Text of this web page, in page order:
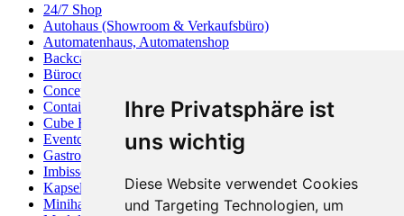
Ihre Privatsphäre ist
uns wichtig
Diese Website verwendet Cookies
und Targeting Technologien, um
24/7 Shop
Autohaus (Showroom & Verkaufsbüro)
Automatenhaus, Automatenshop
Backcafé
Bürocontainer
Concept Store
Containerhaus
Cube Haus
Eventcontainer
Gastronomiecontainer
Imbisscontainer
Kapselhaus
Minihaus